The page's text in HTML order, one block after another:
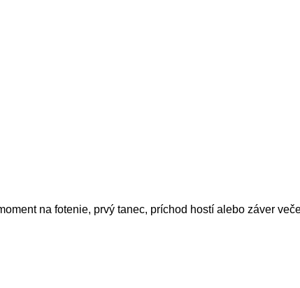
na fotenie, prvý tanec, príchod hostí alebo záver